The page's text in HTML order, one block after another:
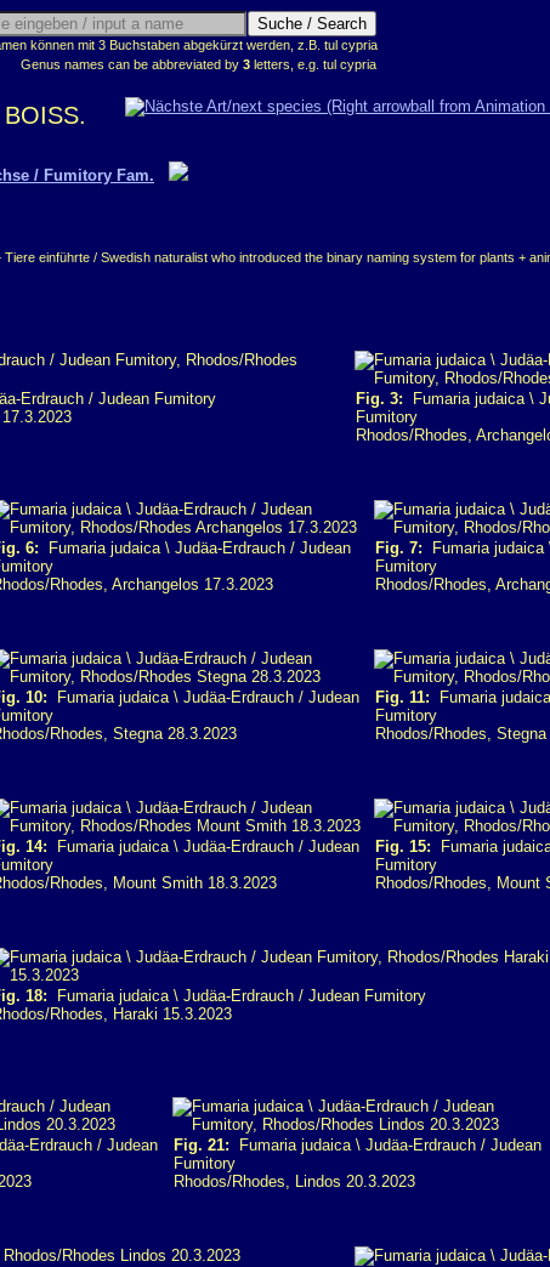
können mit 3 Buchstaben abgekürzt werden, z.B. tul cypria
Genus names can be abbreviated by 3 letters, e.g. tul cypria
BOISS.
/ Fumitory Fam.
einführte / Swedish naturalist who introduced the binary naming system for plants +
Erdrauch / Judean Fumitory
Fig. 3: Fumaria judaica \
Fumitory
Rhodos/Rhodes,
6: Fumaria judaica \ Judäa-Erdrauch / Judean
Rhodes, Archangelos 17.3.2023
Fig. 7: Fumaria judaica
Fumitory
Rhodos/Rhodes,
10: Fumaria judaica \ Judäa-Erdrauch / Judean
Rhodes, Stegna 28.3.2023
Fig. 11: Fumaria
Fumitory
Rhodos/Rhodes,
14: Fumaria judaica \ Judäa-Erdrauch / Judean
Rhodes, Mount Smith 18.3.2023
Fig. 15: Fumaria
Fumitory
Rhodos/Rhodes, Mount
18: Fumaria judaica \ Judäa-Erdrauch / Judean Fumitory
Rhodes, Haraki 15.3.2023
Erdrauch / Judean
Fig. 21: Fumaria judaica \ Judäa-Erdrauch / Judean
Fumitory
Rhodos/Rhodes, Lindos 20.3.2023